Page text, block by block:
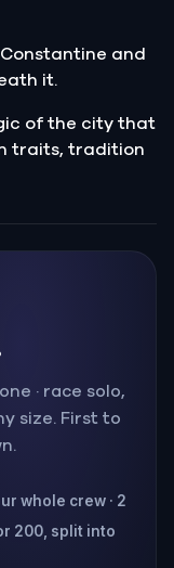
and
it.
of the city that
traits, tradition
· race solo,
size. First to
whole crew · 2
200, split into